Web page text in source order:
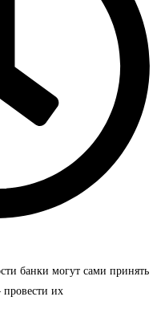
банки могут сами принять
их